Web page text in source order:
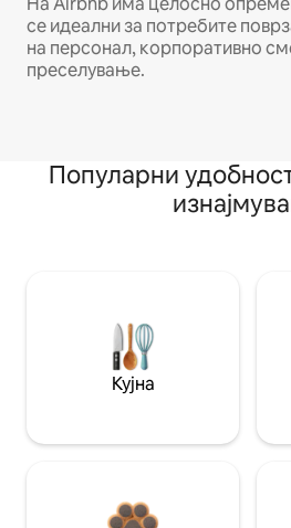
се идеални за потребите
на персонал, корпоративно
преселување.
Популарни
Кујна